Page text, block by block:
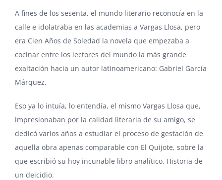
A fines de los sesenta, el mundo literario reconocía en la
calle e idolatraba en las academias a Vargas Llosa, pero
era Cien Años de Soledad la novela que empezaba a
cocinar entre los lectores del mundo la más grande
exaltación hacia un autor latinoamericano: Gabriel García
Márquez.
Eso ya lo intuía, lo entendía, el mismo Vargas Llosa que,
impresionaban por la calidad literaria de su amigo, se
dedicó varios años a estudiar el proceso de gestación de
aquella obra apenas comparable con El Quijote, sobre la
que escribió su hoy incunable libro analítico, Historia de
un deicidio.